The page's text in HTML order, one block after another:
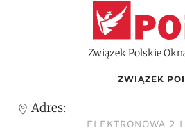
Związek Polskie
ZWIĄZEK
Adres:
ELEKTRONOWA 2